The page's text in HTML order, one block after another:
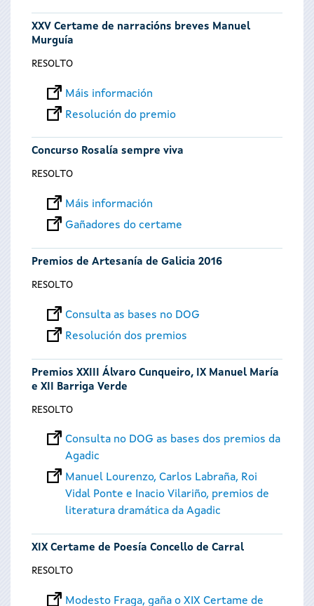
XXV Certame de narracións breves Manuel
Murguía
RESOLTO
Máis información
Resolución do premio
Concurso Rosalía sempre viva
RESOLTO
Máis información
Gañadores do certame
Premios de Artesanía de Galicia 2016
RESOLTO
Consulta as bases no DOG
Resolución dos premios
Premios XXIII Álvaro Cunqueiro, IX Manuel María
e XII Barriga Verde
RESOLTO
Consulta no DOG as bases dos premios da
Agadic
Manuel Lourenzo, Carlos Labraña, Roi
Vidal Ponte e Inacio Vilariño, premios de
literatura dramática da Agadic
XIX Certame de Poesía Concello de Carral
RESOLTO
Modesto Fraga, gaña o XIX Certame de